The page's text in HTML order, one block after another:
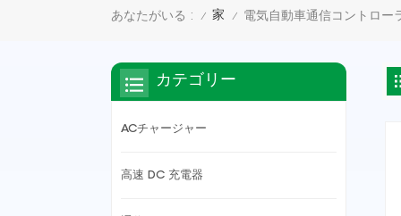
あなたがいる : / 家 / 電気自動車通信コントロー
カテゴリー
ACチャージャー
高速 DC 充電器